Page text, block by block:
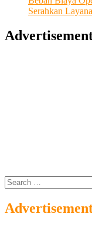
Serahkan
Search
…